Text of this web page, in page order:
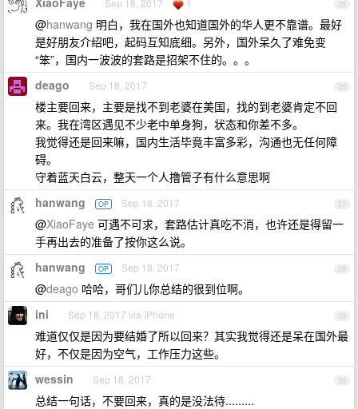
25
Sep 18, 2017 1
@hanwang 明白，我在国外也知道国外的华人更不靠谱。最好
是好朋友介绍吧，起码互知底细。另外，国外呆久了难免变
“笨”，国内一波波的套路是招架不住的。。。
26
deago Sep 18, 2017
楼主要回来，主要是找不到老婆在美国，找的到老婆肯定不回
来。我在湾区遇见不少老中单身狗，状态和你差不多。
我觉得还是回来嘛，国内生活毕竟丰富多彩，沟通也无任何障
碍。
守着蓝天白云，整天一个人撸管子有什么意思啊
27
hanwang OP Sep 18, 2017
@XiaoFaye 可遇不可求，套路估计真吃不消，也许还是得留一
手再出去的准备了按你这么说。
28
hanwang OP Sep 18, 2017
@deago 哈哈，哥们儿你总结的很到位啊。
29
ini Sep 18, 2017 via iPhone
难道仅仅是因为要结婚了所以回来？其实我觉得还是呆在国外最
好，不仅是因为空气，工作压力这些。
30
wessin Sep 18, 2017
总结一句话，不要回来，真的是没法待.........